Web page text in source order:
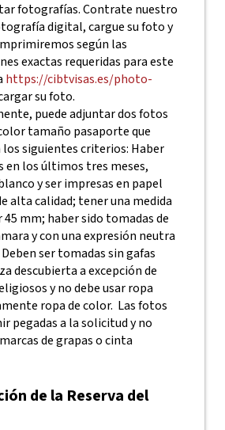
fotografías. Contrate nuestro
digital, cargue su foto y
según las
exactas requeridas para este
https://cibtvisas.es/photo-
su foto.
puede adjuntar dos fotos
tamaño pasaporte que
siguientes criterios: Haber
en los últimos tres meses,
y ser impresas en papel
alta calidad; tener una medida
45 mm; haber sido tomadas de
y con una expresión neutra
ser tomadas sin gafas
descubierta a excepción de
y no debe usar ropa
ropa de color. Las fotos
pegadas a la solicitud y no
de grapas o cinta
de la Reserva del